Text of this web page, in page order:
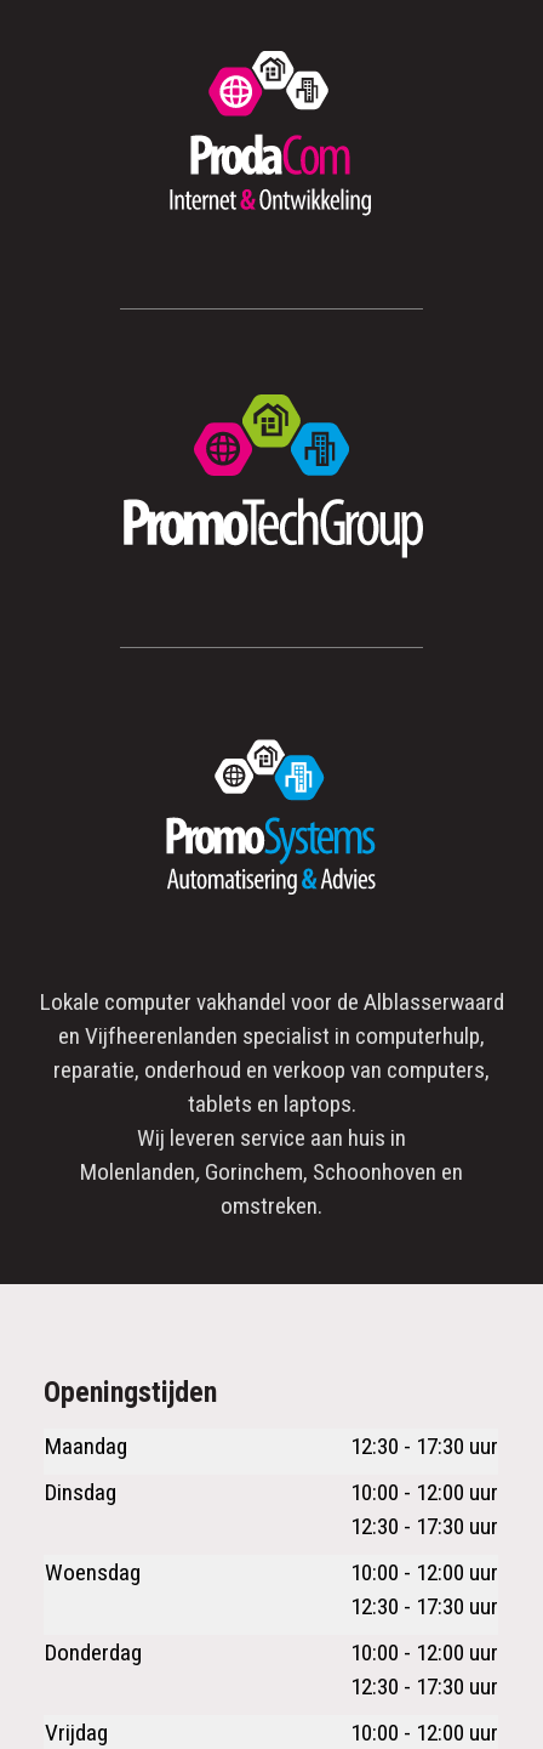
Lokale computer vakhandel voor de Alblasserwaard
en Vijfheerenlanden specialist in computerhulp,
reparatie, onderhoud en verkoop van computers,
tablets en laptops.
Wij leveren service aan huis in
Molenlanden, Gorinchem, Schoonhoven en
omstreken.
Openingstijden
Maandag
12:30 - 17:30 uur
Dinsdag
10:00 - 12:00 uur
12:30 - 17:30 uur
Woensdag
10:00 - 12:00 uur
12:30 - 17:30 uur
Donderdag
10:00 - 12:00 uur
12:30 - 17:30 uur
Vrijdag
10:00 - 12:00 uur